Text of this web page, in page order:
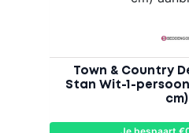
Town & Country
Stan Wit-1-
cm)